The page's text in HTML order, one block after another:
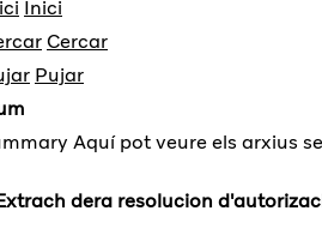
Inici
Cercar
Pujar
Aquí pot veure els arxius
dera resolucion